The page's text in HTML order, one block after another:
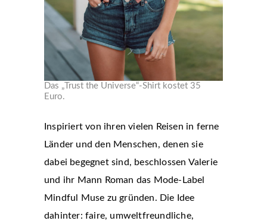
Das „Trust the Universe“-Shirt kostet 35
Euro.
Inspiriert von ihren vielen Reisen in ferne
Länder und den Menschen, denen sie
dabei begegnet sind, beschlossen Valerie
und ihr Mann Roman das Mode-Label
Mindful Muse zu gründen. Die Idee
dahinter: faire, umweltfreundliche,